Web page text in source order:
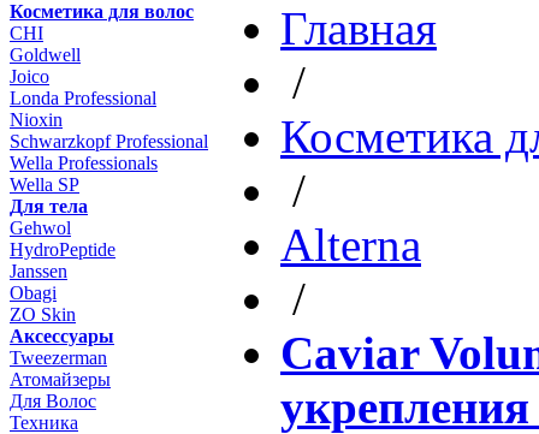
Косметика для волос
CHI
Goldwell
Joico
Londa Professional
Nioxin
Schwarzkopf Professional
Wella Professionals
Wella SP
Для тела
Gehwol
HydroPeptide
Janssen
Obagi
ZO Skin
Aксессуары
Tweezerman
Атомайзеры
Для Волос
Техника
Главная
/
Косметика
/
Altеrna
/
Caviar